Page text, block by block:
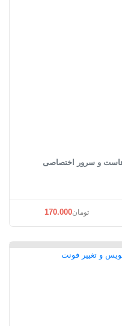
هاست و سرور اختصاصی
تومان170.000